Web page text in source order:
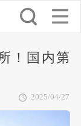
！国内第
2025/04/27